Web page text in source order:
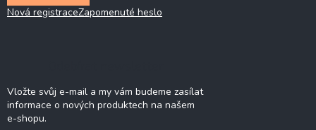
Nová registraceZapomenuté heslo
Vložte svůj e-mail a my vám budeme zasílat
informace o nových produktech na našem
e-shopu.